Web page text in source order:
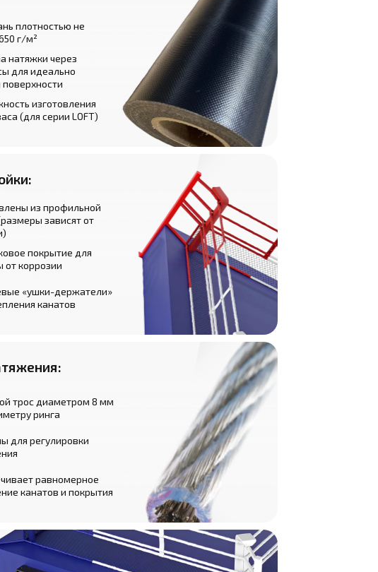
плотностью не
г/м²
натяжки через
для идеально
изготовления
(для серии LOFT)
из профильной
зависят от
покрытие для
от коррозии
«ушки-держатели»
канатов
трос диаметром 8 мм
ринга
для регулировки
равномерное
канатов и покрытия